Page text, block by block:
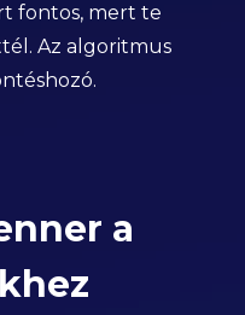
fontos, mert te
Az algoritmus
a